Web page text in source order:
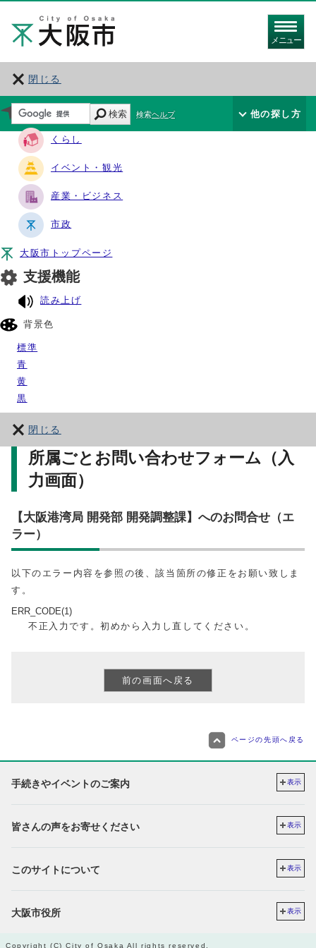
メニュー
閉じる
サイト・ナビ
くらし
イベント・観光
産業・ビジネス
市政
大阪市トップページ
支援機能
読み上げ
背景色
標準
青
黄
黒
閉じる
検索 検索ヘルプ 他の探し方
所属ごとお問い合わせフォーム（入
力画面）
【大阪港湾局 開発部 開発調整課】へのお問合せ（エ
ラー）
以下のエラー内容を参照の後、該当箇所の修正をお願い致しま
す。
ERR_CODE(1)
不正入力です。初めから入力し直してください。
ページの先頭へ戻る
手続きやイベントのご案内 表示
皆さんの声をお寄せください 表示
このサイトについて 表示
大阪市役所 表示
Copyright (C) City of Osaka All rights reserved.